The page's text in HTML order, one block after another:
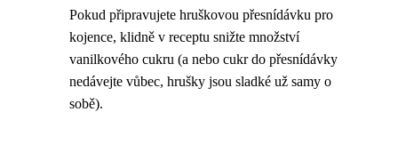
Pokud připravujete hruškovou přesnídávku pro
kojence, klidně v receptu snižte množství
vanilkového cukru (a nebo cukr do přesnídávky
nedávejte vůbec, hrušky jsou sladké už samy o
sobě).